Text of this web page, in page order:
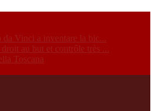
Vinci a inventare la bic...
au but et contrôle très ...
Toscana